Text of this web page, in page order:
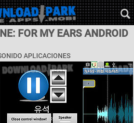
FOR MY EARS ANDROID
APLICACIONES